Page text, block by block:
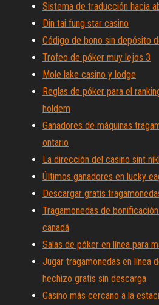
Sistema de traducción hacia
Din tai fung star casino
Código de bono sin depósito
Trofeo de póker muy lejos 3
Mole lake casino y lodge
Reglas de póker para el
holdem
Ganadores de máquinas
ontario
La dirección del casino sint
Últimos ganadores en lucky
Descargar gratis
Tragamonedas de
canadá
Salas de póker en línea para
Jugar tragamonedas en línea
hechizo gratis sin descarga
Casino más cercano a la